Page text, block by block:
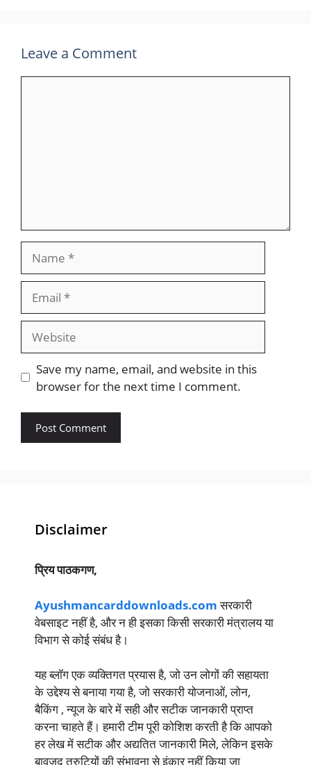
Leave a Comment
Website
Save my name, email, and website in this
browser for the next time I comment.
Disclaimer
प्रिय पाठकगण,
Ayushmancarddownloads.comसरकारी
वेबसाइट नहीं है, और न ही इसका किसी सरकारी मंत्रालय या
विभाग से कोई संबंध है।
यह ब्लॉग एक व्यक्तिगत प्रयास है, जो उन लोगों की सहायता
के उद्देश्य से बनाया गया है, जो सरकारी योजनाओं, लोन,
बैकिंग , न्यूज के बारे में सही और सटीक जानकारी प्राप्त
करना चाहते हैं। हमारी टीम पूरी कोशिश करती है कि आपको
हर लेख में सटीक और अद्यतित जानकारी मिले, लेकिन इसके
बावजूद त्रुटियों की संभावना से इंकार नहीं किया जा